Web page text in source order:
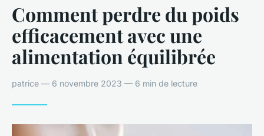
Comment perdre du poids
efficacement avec une
alimentation équilibrée
patrice — 6 novembre 2023 — 6 min de lecture